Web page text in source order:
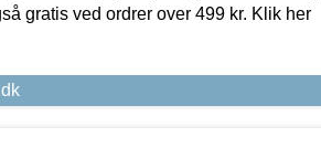
gratis ved ordrer over 499 kr. Klik her